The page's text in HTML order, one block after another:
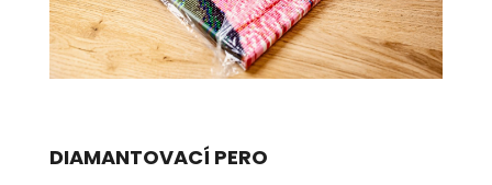
DIAMANTOVACÍ PERO